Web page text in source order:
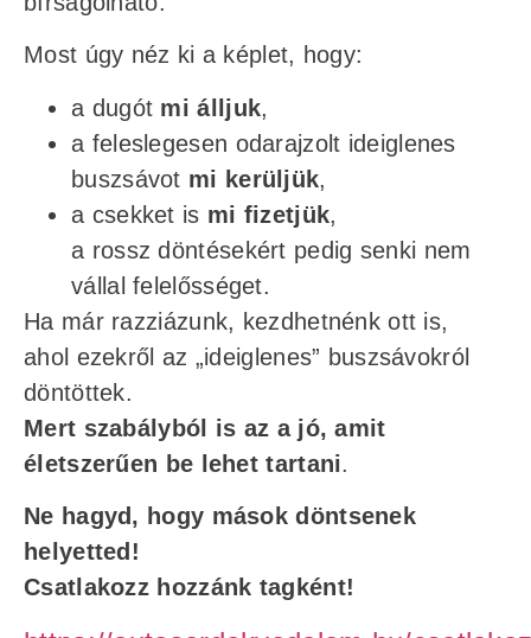
Most úgy néz ki a képlet, hogy:
a dugót mi álljuk,
a feleslegesen odarajzolt ideiglenes
buszsávot mi kerüljük,
a csekket is mi fizetjük,
a rossz döntésekért pedig senki nem
vállal felelősséget.
Ha már razziázunk, kezdhetnénk ott is,
ahol ezekről az „ideiglenes” buszsávokról
döntöttek.
Mert szabályból is az a jó, amit
életszerűen be lehet tartani.
Ne hagyd, hogy mások döntsenek
helyetted!
Csatlakozz hozzánk tagként!